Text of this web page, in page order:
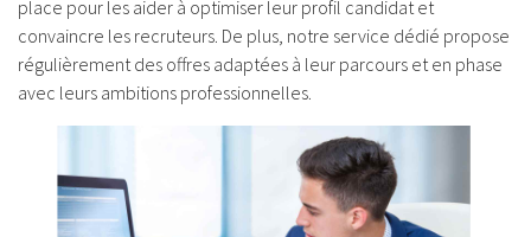
place pour les aider à optimiser leur profil candidat et
convaincre les recruteurs. De plus, notre service dédié propose
régulièrement des offres adaptées à leur parcours et en phase
avec leurs ambitions professionnelles.